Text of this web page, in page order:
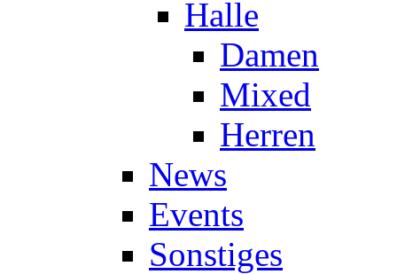
Halle
Damen
Mixed
Herren
News
Events
Sonstiges